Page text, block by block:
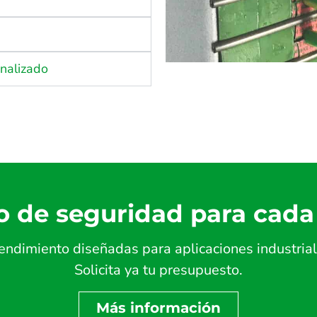
de seguridad para
diseñadas para aplicaciones
Solicita ya tu presupuesto.
Más información